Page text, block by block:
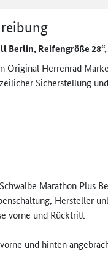
Berlin, Reifengröße
Original Herrenrad
Sicherstellung
Marathon Plus
Hersteller
vorne und Rücktritt
und hinten